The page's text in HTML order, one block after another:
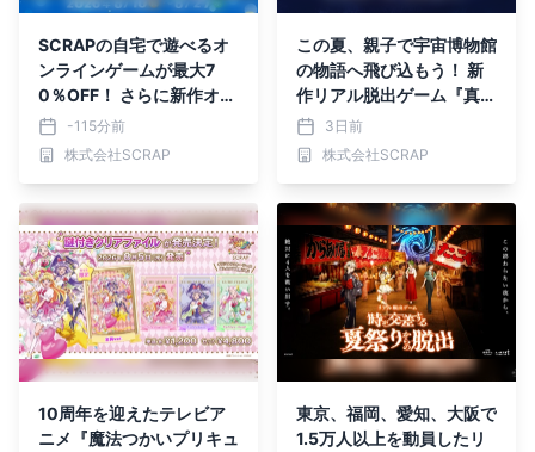
SCRAPの自宅で遊べるオ
ンラインゲームが最大7
0％OFF！ さらに新作オン
ラインゲームも多数ライン
ナップ 「SCRAPオンライ
ンゲーム サマーセール20
から8月27日(木)まで期間
限定開催！
-115分前
株式会社SCRAP
この夏、親子で宇宙博物館
の物語へ飛び込もう！ 新
作リアル脱出ゲーム『真夜
中の宇宙博物館からの脱
出』に 2026年8月7日(金)
より親子で楽しめる「ファ
3日前
株式会社SCRAP
10周年を迎えたテレビア
ニメ『魔法つかいプリキュ
東京、福岡、愛知、大阪で
1.5万人以上を動員したリ